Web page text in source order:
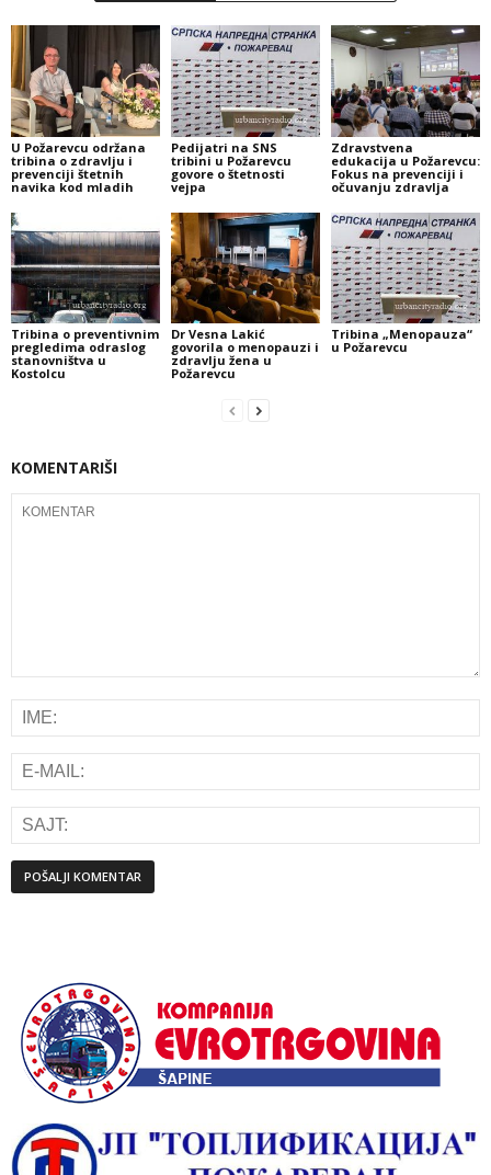
U Požarevcu održana
tribina o zdravlju i
prevenciji štetnih
navika kod mladih
Pedijatri na SNS
tribini u Požarevcu
govore o štetnosti
vejpa
Zdravstvena
edukacija u Požarevcu:
Fokus na prevenciji i
očuvanju zdravlja
Tribina o preventivnim
pregledima odraslog
stanovništva u
Kostolcu
Dr Vesna Lakić
govorila o menopauzi i
zdravlju žena u
Požarevcu
Tribina „Menopauza“
u Požarevcu
KOMENTARIŠI